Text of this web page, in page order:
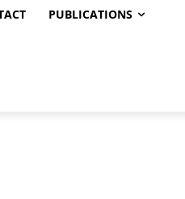
PUBLICATIONS